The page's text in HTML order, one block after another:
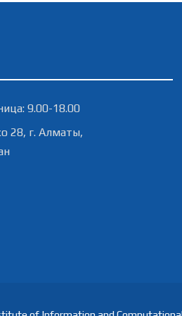
9.00-18.00
28, г. Алматы,